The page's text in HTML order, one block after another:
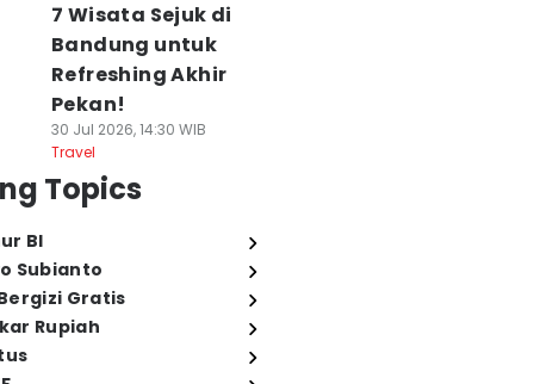
7 Wisata Sejuk di
Bandung untuk
Refreshing Akhir
Pekan!
30 Jul 2026, 14:30 WIB
Travel
Topics
BI
Subianto
Gratis
Rupiah